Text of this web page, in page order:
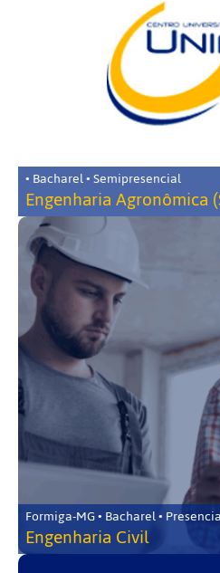
• Bacharel • Semipresencial
Engenharia Agronômica
Formiga-MG • Bacharel •
Engenharia Civil